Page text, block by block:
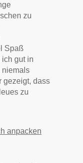
zu
Spaß
gut in
niemals
gezeigt, dass
zu
anpacken